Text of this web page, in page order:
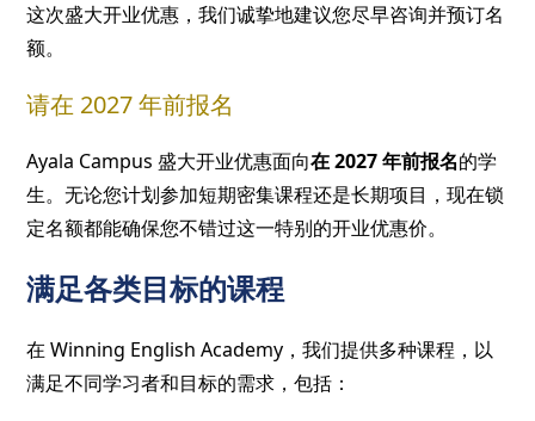
这次盛大开业优惠，我们诚挚地建议您尽早咨询并预订名
额。
请在 2027 年前报名
Ayala Campus 盛大开业优惠面向在 2027 年前报名的学
生。无论您计划参加短期密集课程还是长期项目，现在锁
定名额都能确保您不错过这一特别的开业优惠价。
满足各类目标的课程
在 Winning English Academy，我们提供多种课程，以
满足不同学习者和目标的需求，包括：